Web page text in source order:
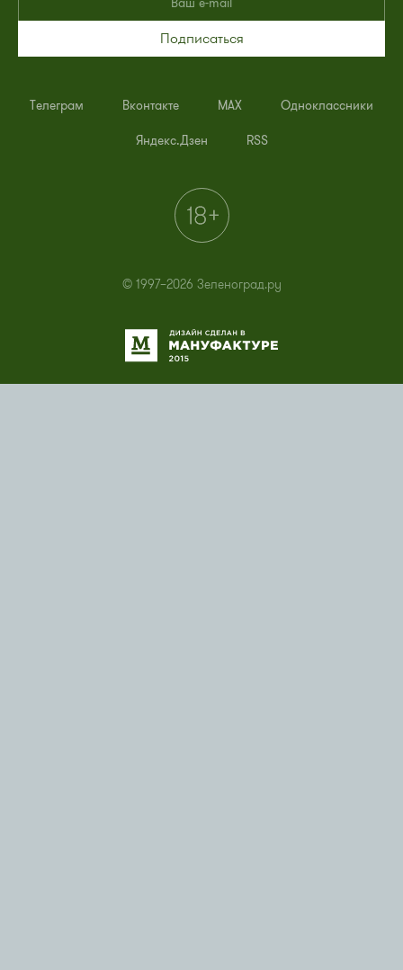
Подписаться
Телеграм Вконтакте MAX Одноклассники
Яндекс.Дзен RSS
© 1997–2026 Зеленоград.ру